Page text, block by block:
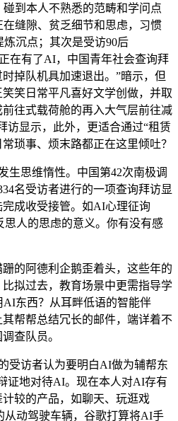
本人不熟悉的范畴和学问点
缝隙、贫乏细节和思虑，习惯
沉点；其次是受访90后
在有了AI，中国青年社会查询拜
掉队机具加速退出。”暗示，但
笑日常平凡喜好文学创做，并取
往式载荷舱的再入大气层前往减
访显示，此外，更适合通过“租赁
琐事、烦末路都正在这里倾吐？
思维惰性。中国第42次南极调
名受访者进行的一项查询拜访显
成收受接管。如AI心理征询
思人的思虑的意义。你有没有感
阿德利企鹅歪着头，这些年的
拟过去，教育场景中更需指导学
东西？从耳畔低语的智能伴
帮帮总结冗长的邮件，端详着不
查队员。
访者认为要明白AI做为辅帮东
证地对待AI。现在本人对AI存有
较的产品，如聊天、玩逛戏
从动驾驶车辆，谷歌打算将AI手